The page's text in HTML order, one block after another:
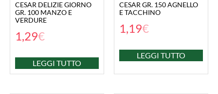
CESAR DELIZIE GIORNO
GR. 100 MANZO E
VERDURE
1,29€
LEGGI TUTTO
CESAR GR. 150 AGNELLO
E TACCHINO
1,19€
LEGGI TUTTO